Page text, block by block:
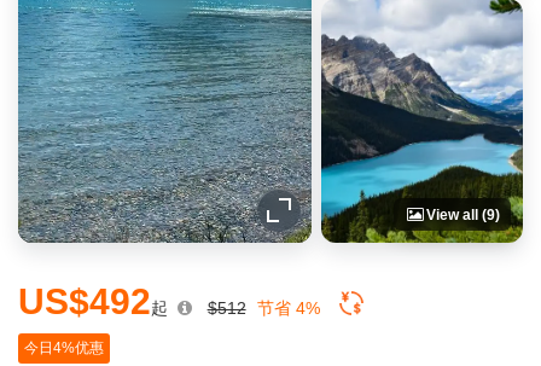
View all (9)
US$492起 $512 节省 4%
今日4%优惠